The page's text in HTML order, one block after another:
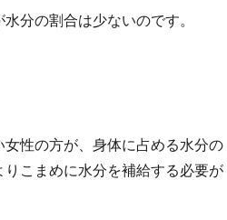
分の割合は少ないのです。
性の方が、身体に占める水分の
こまめに水分を補給する必要が